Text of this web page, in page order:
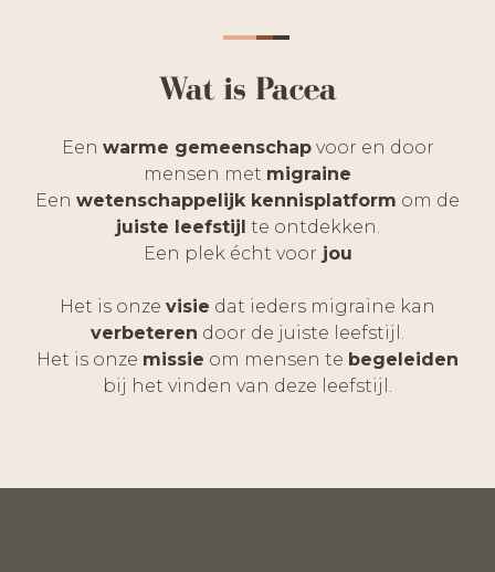
Wat is Pacea
Een warme gemeenschapvoor en door
mensen met migraine
Een wetenschappelijk kennisplatform om de
juiste leefstijl te ontdekken.
Een plek écht voor jou
Het is onze visie dat ieders migraine kan
verbeteren door de juiste leefstijl.
Het is onze missie om mensen te begeleiden
bij het vinden van deze leefstijl.